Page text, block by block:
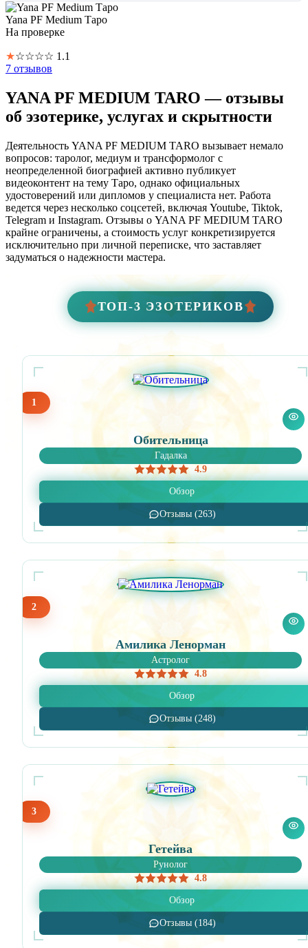
Yana PF Medium Таро
На проверке
★☆☆☆☆ 1.1
7 отзывов
YANA PF MEDIUM TARO — отзывы
об эзотерике, услугах и скрытности
Деятельность YANA PF MEDIUM TARO вызывает немало
вопросов: таролог, медиум и трансформолог с
неопределенной биографией активно публикует
видеоконтент на тему Таро, однако официальных
удостоверений или дипломов у специалиста нет. Работа
ведется через несколько соцсетей, включая Youtube, Tiktok,
Telegram и Instagram. Отзывы о YANA PF MEDIUM TARO
крайне ограничены, а стоимость услуг конкретизируется
исключительно при личной переписке, что заставляет
задуматься о надежности мастера.
ТОП-3 ЭЗОТЕРИКОВ
1
Обительница
Гадалка
4.9
Обзор
Отзывы (263)
2
Амилика Ленорман
Астролог
4.8
Обзор
Отзывы (248)
3
Гетейва
Рунолог
4.8
Обзор
Отзывы (184)